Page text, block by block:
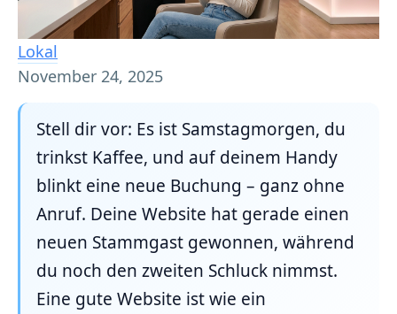
Lokal
November 24, 2025
Stell dir vor: Es ist Samstagmorgen, du
trinkst Kaffee, und auf deinem Handy
blinkt eine neue Buchung – ganz ohne
Anruf. Deine Website hat gerade einen
neuen Stammgast gewonnen, während
du noch den zweiten Schluck nimmst.
Eine gute Website ist wie ein